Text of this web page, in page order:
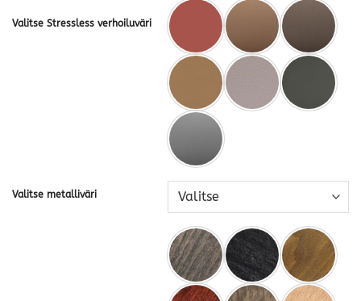
Valitse Stressless verhoiluväri
Valitse metalliväri